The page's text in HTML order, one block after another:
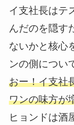
イ支社長はテ
んだのを隠す
ないかと核心
ンの側につい
おー！イ支社
ワンの味方が
ヒョンドは酒